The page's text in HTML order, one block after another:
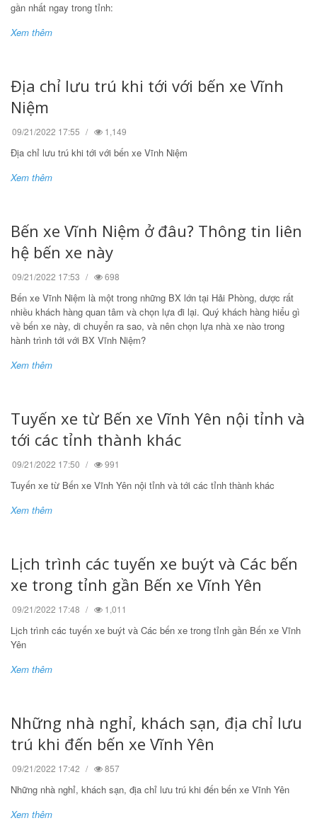
gần nhất ngay trong tỉnh:
Xem thêm
Địa chỉ lưu trú khi tới với bến xe Vĩnh
Niệm
09/21/2022 17:55 1,149
Địa chỉ lưu trú khi tới với bến xe Vĩnh Niệm
Xem thêm
Bến xe Vĩnh Niệm ở đâu? Thông tin liên
hệ bến xe này
09/21/2022 17:53 698
Bến xe Vĩnh Niệm là một trong những BX lớn tại Hải Phòng, dược rất
nhiều khách hàng quan tâm và chọn lựa đi lại. Quý khách hàng hiểu gì
về bến xe này, di chuyển ra sao, và nên chọn lựa nhà xe nào trong
hành trình tới với BX Vĩnh Niệm?
Xem thêm
Tuyến xe từ Bến xe Vĩnh Yên nội tỉnh và
tới các tỉnh thành khác
09/21/2022 17:50 991
Tuyến xe từ Bến xe Vĩnh Yên nội tỉnh và tới các tỉnh thành khác
Xem thêm
Lịch trình các tuyến xe buýt và Các bến
xe trong tỉnh gần Bến xe Vĩnh Yên
09/21/2022 17:48 1,011
Lịch trình các tuyến xe buýt và Các bến xe trong tỉnh gần Bến xe Vĩnh
Yên
Xem thêm
Những nhà nghỉ, khách sạn, địa chỉ lưu
trú khi đến bến xe Vĩnh Yên
09/21/2022 17:42 857
Những nhà nghỉ, khách sạn, địa chỉ lưu trú khi đến bến xe Vĩnh Yên
Xem thêm